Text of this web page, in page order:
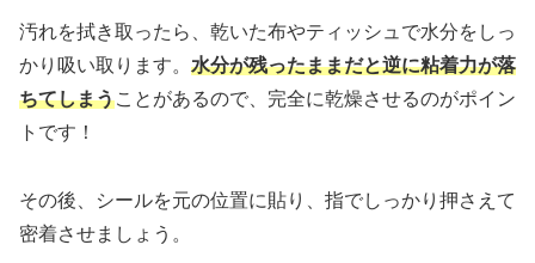
汚れを拭き取ったら、乾いた布やティッシュで水分をしっ
かり吸い取ります。 水分が残ったままだと逆に粘着力が落
ちてしまうことがあるので、完全に乾燥させるのがポイン
トです！
その後、シールを元の位置に貼り、指でしっかり押さえて
密着させましょう。